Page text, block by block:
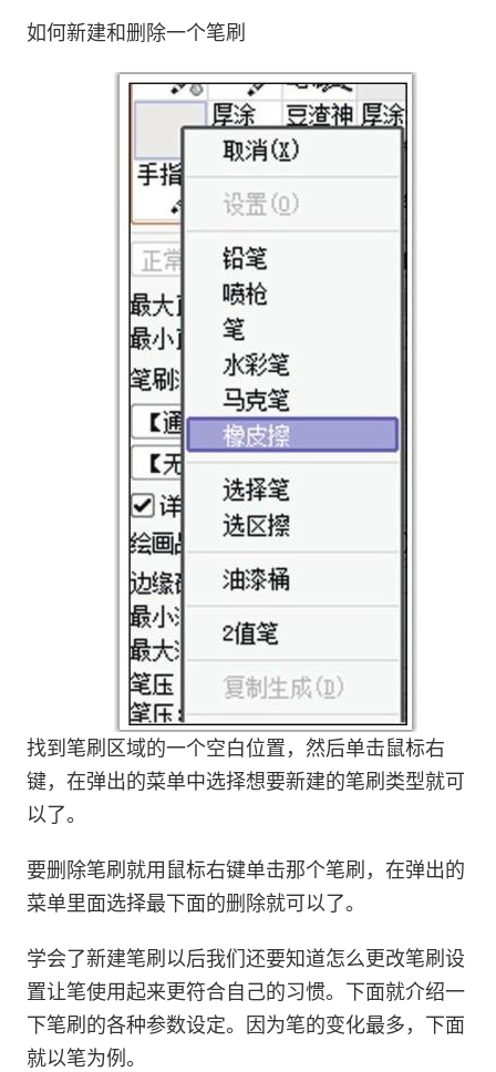
如何新建和删除一个笔刷
找到笔刷区域的一个空白位置，然后单击鼠标右
键，在弹出的菜单中选择想要新建的笔刷类型就可
以了。
要删除笔刷就用鼠标右键单击那个笔刷，在弹出的
菜单里面选择最下面的删除就可以了。
学会了新建笔刷以后我们还要知道怎么更改笔刷设
置让笔使用起来更符合自己的习惯。下面就介绍一
下笔刷的各种参数设定。因为笔的变化最多，下面
就以笔为例。